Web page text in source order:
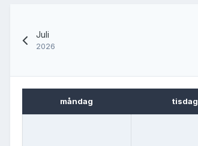
Juli
2026
måndag tisdag